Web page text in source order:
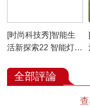
[时尚科技秀]智能生
活新探索22 智能灯控
全部評論